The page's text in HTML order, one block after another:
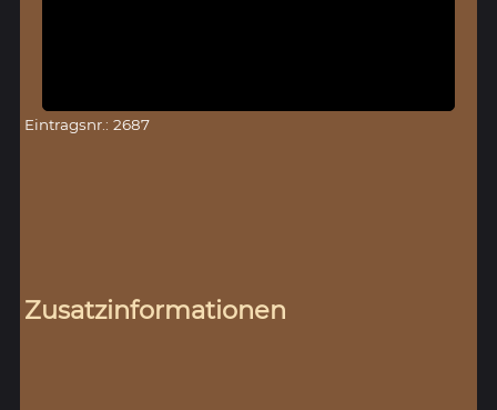
Eintragsnr.: 2687
Zusatzinformationen